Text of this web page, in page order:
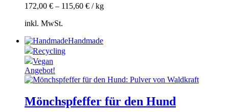
172,00 € – 115,60 € /kg
inkl. MwSt.
Handmade
Recycling
Vegan
Angebot!
Mönchspfeffer für den Hund